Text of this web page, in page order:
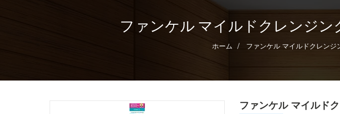
ファンケル マイルドクレンジン
ホーム ファンケル マイルドクレンジ
ファンケル マイルド